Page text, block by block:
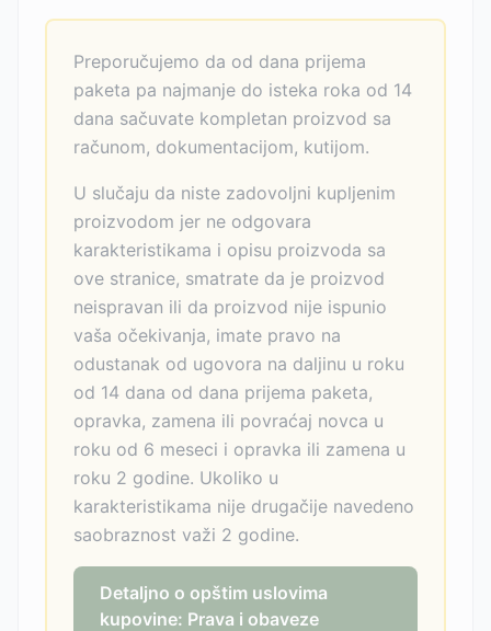
Preporučujemo da od dana prijema
paketa pa najmanje do isteka roka od 14
dana sačuvate kompletan proizvod sa
računom, dokumentacijom, kutijom.
U slučaju da niste zadovoljni kupljenim
proizvodom jer ne odgovara
karakteristikama i opisu proizvoda sa
ove stranice, smatrate da je proizvod
neispravan ili da proizvod nije ispunio
vaša očekivanja, imate pravo na
odustanak od ugovora na daljinu u roku
od 14 dana od dana prijema paketa,
opravka, zamena ili povraćaj novca u
roku od 6 meseci i opravka ili zamena u
roku 2 godine. Ukoliko u
karakteristikama nije drugačije navedeno
saobraznost važi 2 godine.
Detaljno o opštim uslovima
kupovine: Prava i obaveze